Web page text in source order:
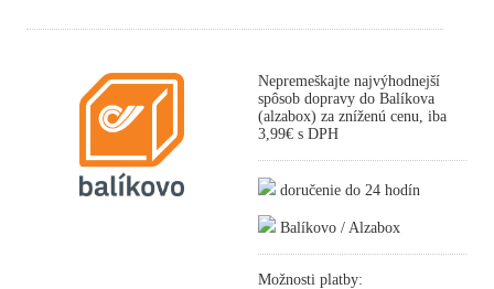
Nepremeškajte najvýhodnejší
spôsob dopravy do Balíkova
(alzabox) za zníženú cenu, iba
3,99€ s DPH
doručenie do 24 hodín
Balíkovo / Alzabox
Možnosti platby: